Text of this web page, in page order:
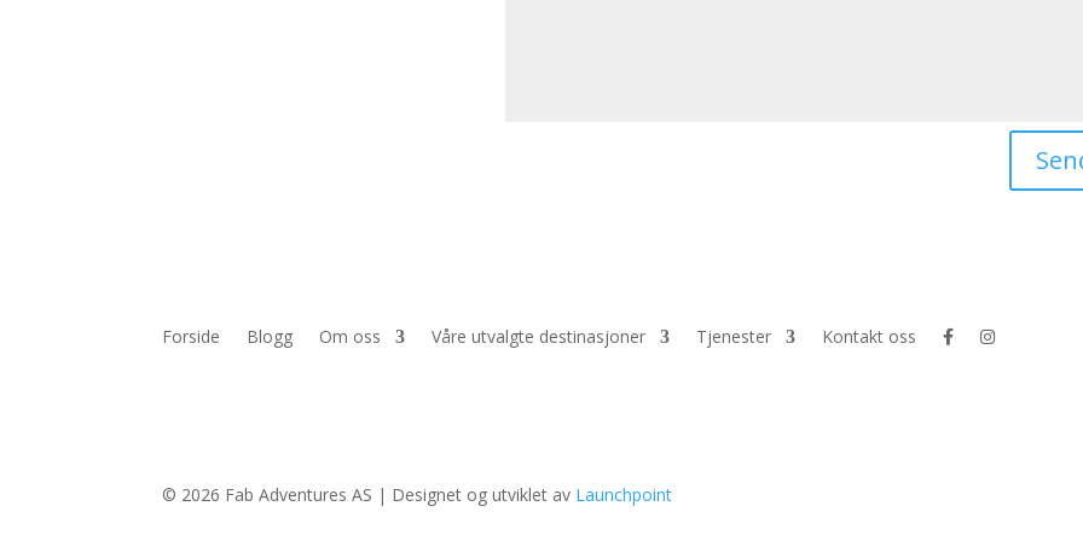
Forside Blogg Om oss Våre utvalgte destinasjoner Tjenester Kontakt oss
© 2026 Fab Adventures AS | Designet og utviklet av Launchpoint